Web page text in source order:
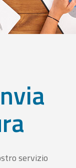
servizio